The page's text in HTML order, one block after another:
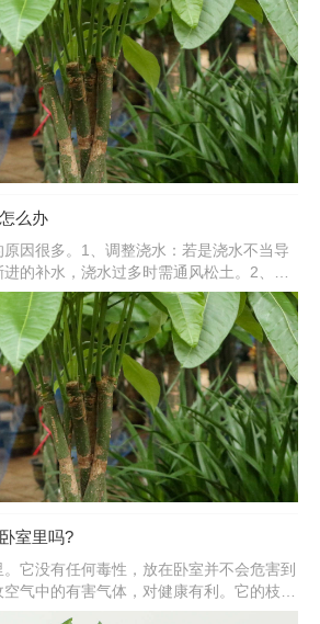
虫，及时摘除掉病叶和虫叶，及时喷洒药
么办
因很多。1、调整浇水：若是浇水不当导
的补水，浇水过多时需通风松土。2、合
致的，需养在光线明亮的室内，避开直射
温度不适导致的，需调整好周边的温度。
虫害导致的，需摘除病叶，及时喷药。
室里吗?
它没有任何毒性，放在卧室并不会危害到
气中的有害气体，对健康有利。它的枝叶
饰家居，美化环境。不过，它在晚上会吸收